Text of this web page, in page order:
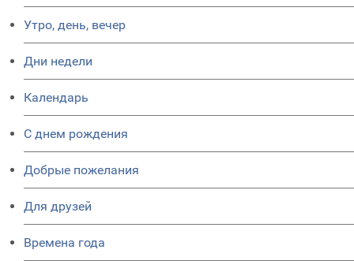
Утро, день, вечер
Дни недели
Календарь
C днем рождения
Добрые пожелания
Для друзей
Времена года